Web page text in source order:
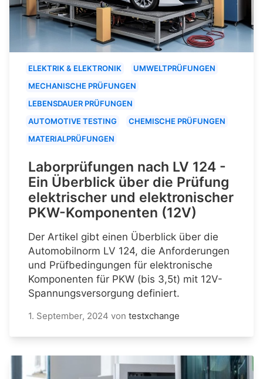
ELEKTRIK & ELEKTRONIK
UMWELTPRÜFUNGEN
MECHANISCHE PRÜFUNGEN
LEBENSDAUER PRÜFUNGEN
AUTOMOTIVE TESTING
CHEMISCHE PRÜFUNGEN
MATERIALPRÜFUNGEN
Laborprüfungen nach LV 124 -
Ein Überblick über die Prüfung
elektrischer und elektronischer
PKW-Komponenten (12V)
Der Artikel gibt einen Überblick über die
Automobilnorm LV 124, die Anforderungen
und Prüfbedingungen für elektronische
Komponenten für PKW (bis 3,5t) mit 12V-
Spannungsversorgung definiert.
1. September, 2024 von testxchange